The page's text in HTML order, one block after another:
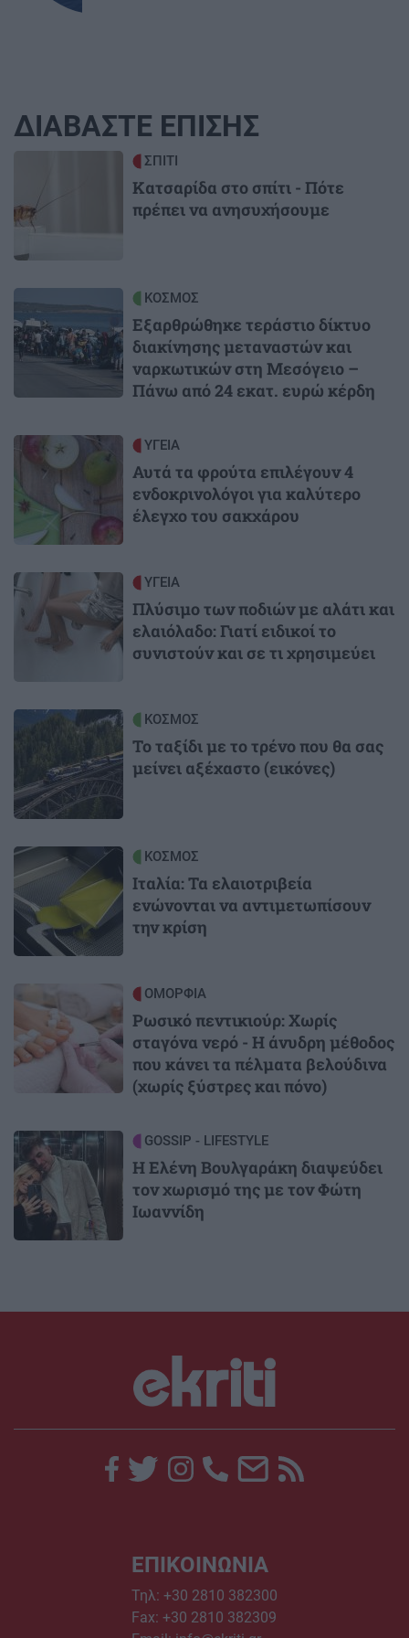
ΔΙΑΒΑΣΤΕ ΕΠΙΣΗΣ
ΣΠΙΤΙ
Κατσαρίδα στο σπίτι - Πότε
πρέπει να ανησυχήσουμε
ΚΟΣΜΟΣ
Εξαρθρώθηκε τεράστιο δίκτυο
διακίνησης μεταναστών και
ναρκωτικών στη Μεσόγειο –
Πάνω από 24 εκατ. ευρώ κέρδη
Image ΥΓΕΙΑ
Αυτά τα φρούτα επιλέγουν 4
ενδοκρινολόγοι για καλύτερο
έλεγχο του σακχάρου
Image ΥΓΕΙΑ
Πλύσιμο των ποδιών με αλάτι και
ελαιόλαδο: Γιατί ειδικοί το
συνιστούν και σε τι χρησιμεύει
Image ΚΟΣΜΟΣ
Το ταξίδι με το τρένο που θα σας
μείνει αξέχαστο (εικόνες)
Image ΚΟΣΜΟΣ
Ιταλία: Τα ελαιοτριβεία
ενώνονται να αντιμετωπίσουν
την κρίση
ΟΜΟΡΦΙΑ
Ρωσικό πεντικιούρ: Χωρίς
σταγόνα νερό - Η άνυδρη μέθοδος
που κάνει τα πέλματα βελούδινα
(χωρίς ξύστρες και πόνο)
Image GOSSIP - LIFESTYLE
Η Ελένη Βουλγαράκη διαψεύδει
τον χωρισμό της με τον Φώτη
Ιωαννίδη
ΕΠΙΚΟΙΝΩΝΙΑ
Τηλ: +30 2810 382300
Fax: +30 2810 382309